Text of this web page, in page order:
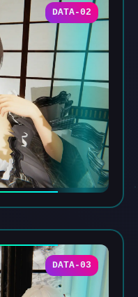
DATA-02
DATA-03